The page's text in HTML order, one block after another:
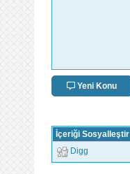
Yeni Konu
İçeriği Sosyalleştir
Digg